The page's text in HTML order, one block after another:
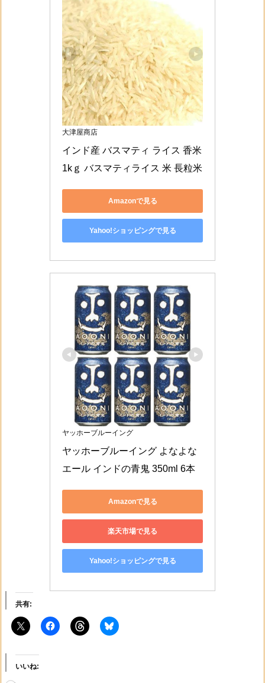
大津屋商店
インド産 バスマティ ライス 香米
1kｇ バスマティライス 米 長粒米
Amazonで見る
Yahoo!ショッピングで見る
ヤッホーブルーイング
ヤッホーブルーイング よなよな
エール インドの青鬼 350ml 6本
Amazonで見る
楽天市場で見る
Yahoo!ショッピングで見る
共有:
いいね: